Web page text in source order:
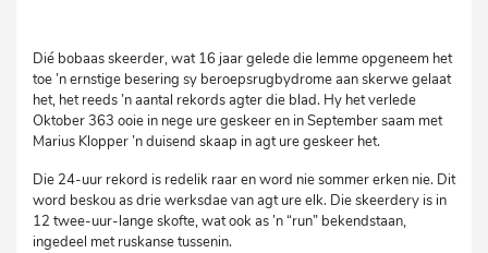
Dié bobaas skeerder, wat 16 jaar gelede die lemme opgeneem het
toe ’n ernstige besering sy beroepsrugbydrome aan skerwe gelaat
het, het reeds ’n aantal rekords agter die blad. Hy het verlede
Oktober 363 ooie in nege ure geskeer en in September saam met
Marius Klopper ’n duisend skaap in agt ure geskeer het.
Die 24-uur rekord is redelik raar en word nie sommer erken nie. Dit
word beskou as drie werksdae van agt ure elk. Die skeerdery is in
12 twee-uur-lange skofte, wat ook as ’n “run” bekendstaan,
ingedeel met ruskanse tussenin.